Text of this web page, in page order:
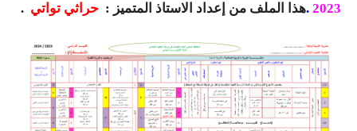
السنة الاولى متوسط
السنة الثانية متوسط
السنة الثالثة متوسط
السنة الرابعة متوسط
2023
.هذا الملف من إعداد الاستاذ المتميز : حراثي تواتي .